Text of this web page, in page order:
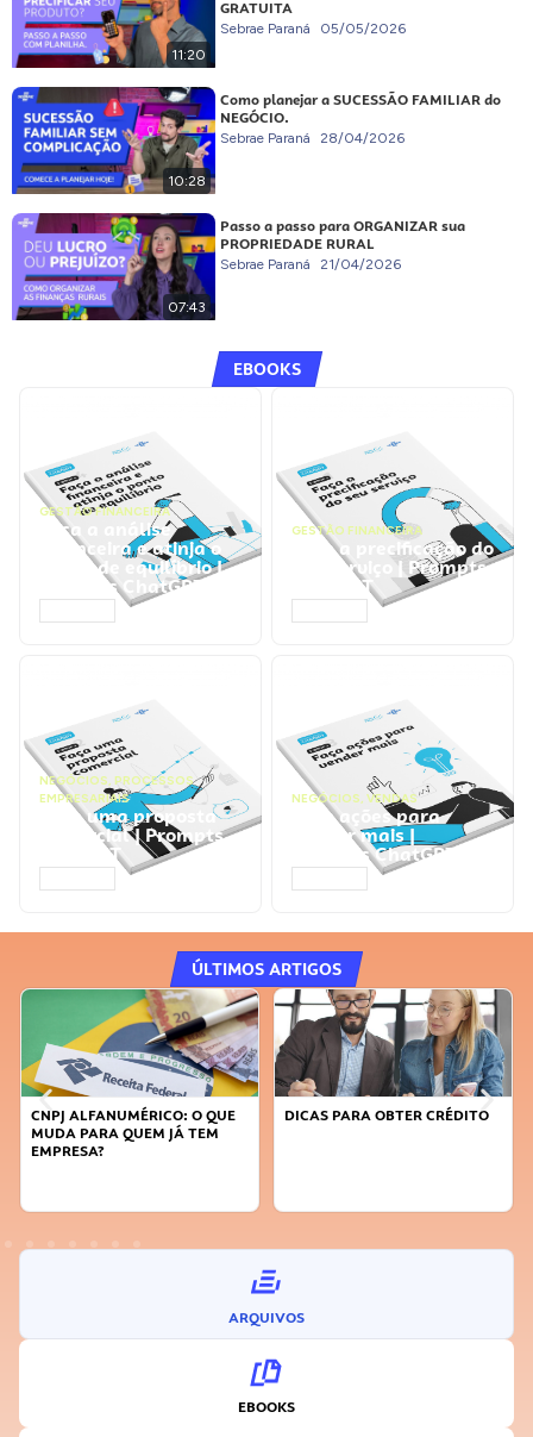
11:20
GRATUITA
Sebrae Paraná 05/05/2026
10:28
Como planejar a SUCESSÃO FAMILIAR do
NEGÓCIO.
Sebrae Paraná 28/04/2026
07:43
Passo a passo para ORGANIZAR sua
PROPRIEDADE RURAL
Sebrae Paraná 21/04/2026
EBOOKS
GESTÃO FINANCEIRA
Faça a análise
financeira e atinja o
ponto de equilíbrio |
Prompts ChatGPT
GESTÃO FINANCEIRA
Faça a precificação do
seu serviço | Prompts
ChatGPT
NEGÓCIOS, PROCESSOS
EMPRESARIAIS
Faça uma proposta
comercial | Prompts
ChatGPT
NEGÓCIOS, VENDAS
Faça ações para
vender mais |
Prompts ChatGPT
ÚLTIMOS ARTIGOS
CNPJ ALFANUMÉRICO: O QUE
MUDA PARA QUEM JÁ TEM
EMPRESA?
DICAS PARA OBTER CRÉDITO
ARQUIVOS
EBOOKS